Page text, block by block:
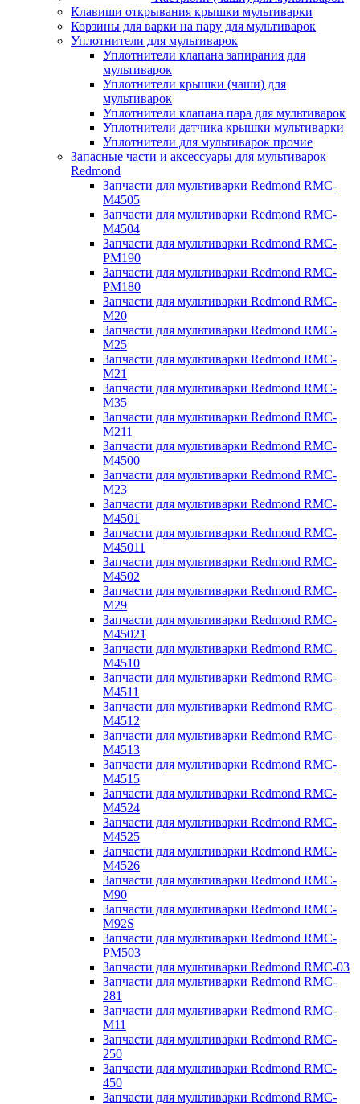
Клавиши открывания крышки мультиварки
Корзины для варки на пару для мультиварок
Уплотнители для мультиварок
Уплотнители клапана запирания для
мультиварок
Уплотнители крышки (чаши) для
мультиварок
Уплотнители клапана пара для мультиварок
Уплотнители датчика крышки мультиварки
Уплотнители для мультиварок прочие
Запасные части и аксессуары для мультиварок
Redmond
Запчасти для мультиварки Redmond RMC-
M4505
Запчасти для мультиварки Redmond RMC-
M4504
Запчасти для мультиварки Redmond RMC-
PM190
Запчасти для мультиварки Redmond RMC-
PM180
Запчасти для мультиварки Redmond RMC-
M20
Запчасти для мультиварки Redmond RMC-
M25
Запчасти для мультиварки Redmond RMC-
M21
Запчасти для мультиварки Redmond RMC-
M35
Запчасти для мультиварки Redmond RMC-
M211
Запчасти для мультиварки Redmond RMC-
M4500
Запчасти для мультиварки Redmond RMC-
M23
Запчасти для мультиварки Redmond RMC-
M4501
Запчасти для мультиварки Redmond RMC-
M45011
Запчасти для мультиварки Redmond RMC-
M4502
Запчасти для мультиварки Redmond RMC-
M29
Запчасти для мультиварки Redmond RMC-
M45021
Запчасти для мультиварки Redmond RMC-
M4510
Запчасти для мультиварки Redmond RMC-
M4511
Запчасти для мультиварки Redmond RMC-
M4512
Запчасти для мультиварки Redmond RMC-
M4513
Запчасти для мультиварки Redmond RMC-
M4515
Запчасти для мультиварки Redmond RMC-
M4524
Запчасти для мультиварки Redmond RMC-
M4525
Запчасти для мультиварки Redmond RMC-
M4526
Запчасти для мультиварки Redmond RMC-
M90
Запчасти для мультиварки Redmond RMC-
M92S
Запчасти для мультиварки Redmond RMC-
PM503
Запчасти для мультиварки Redmond RMC-03
Запчасти для мультиварки Redmond RMC-
281
Запчасти для мультиварки Redmond RMC-
M11
Запчасти для мультиварки Redmond RMC-
250
Запчасти для мультиварки Redmond RMC-
450
Запчасти для мультиварки Redmond RMC-